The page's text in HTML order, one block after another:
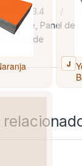
1.25X3.4
Verde Panel de
Verde